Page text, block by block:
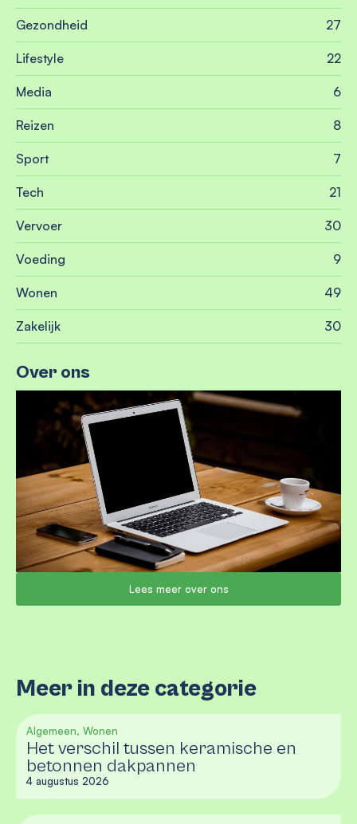
Gezondheid 27
Lifestyle 22
Media 6
Reizen 8
Sport 7
Tech 21
Vervoer 30
Voeding 9
Wonen 49
Zakelijk 30
Over ons
Lees meer over ons
Meer in deze categorie
Algemeen, Wonen
Het verschil tussen keramische en
betonnen dakpannen
4 augustus 2026